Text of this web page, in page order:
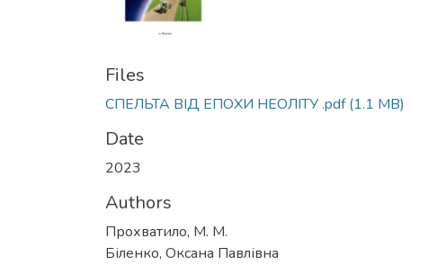
Files
СПЕЛЬТА ВІД ЕПОХИ НЕОЛІТУ .pdf(1.1 MB)
Date
2023
Authors
Прохватило, М. М.
Біленко, Оксана Павлівна